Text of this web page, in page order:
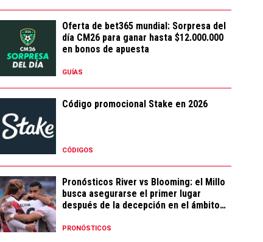
Oferta de bet365 mundial: Sorpresa del
día CM26 para ganar hasta $12.000.000
en bonos de apuesta
GUÍAS
Código promocional Stake en 2026
CÓDIGOS
Pronósticos River vs Blooming: el Millo
busca asegurarse el primer lugar
después de la decepción en el ámbito
PRONÓSTICOS